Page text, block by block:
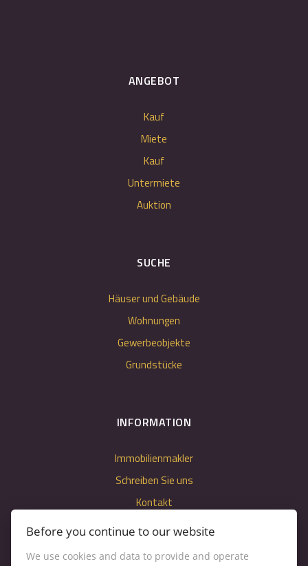
ANGEBOT
Kauf
Miete
Kauf
Untermiete
Auktion
SUCHE
Häuser und Gebäude
Wohnungen
Gewerbeobjekte
Grundstücke
INFORMATION
Immobilienmakler
Schreiben Sie uns
Kontakt
Nastavenie cookies
Before you continue to our website
We use cookies and data to provide and operate